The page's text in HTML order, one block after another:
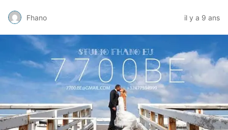
Fhano il y a 9 ans